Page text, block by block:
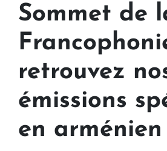
Sommet de
retrouvez
émissions
en arménien